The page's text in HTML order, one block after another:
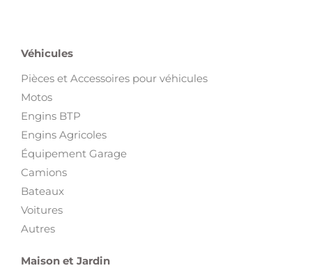
Véhicules
Pièces et Accessoires pour véhicules
Motos
Engins BTP
Engins Agricoles
Équipement Garage
Camions
Bateaux
Voitures
Autres
Maison et Jardin